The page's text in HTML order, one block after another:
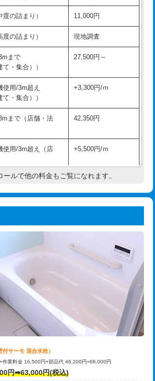
の詰まり） 11,000円
の詰まり） 現地調査
まで
て・集合））
27,500円～
用/3m超え
て・集合））
+3,300円/ｍ
まで（店舗・法
42,350円
用/3m超え（店
+5,500円/ｍ
現地調査
まで
/3m超え
33,000円
8,800円
水処理・清掃・修
加工など（軽作業）
防水処理・清掃・修
工など（中作業）
22,000円
防水処理・清掃・修
加工など（重作業）
33,000円
ルで他の料金もご覧になれます。
サーモ 混合水栓）
作業料金 16,500円+部品代 46,200円=66,000円
円➡63,000円(税込)